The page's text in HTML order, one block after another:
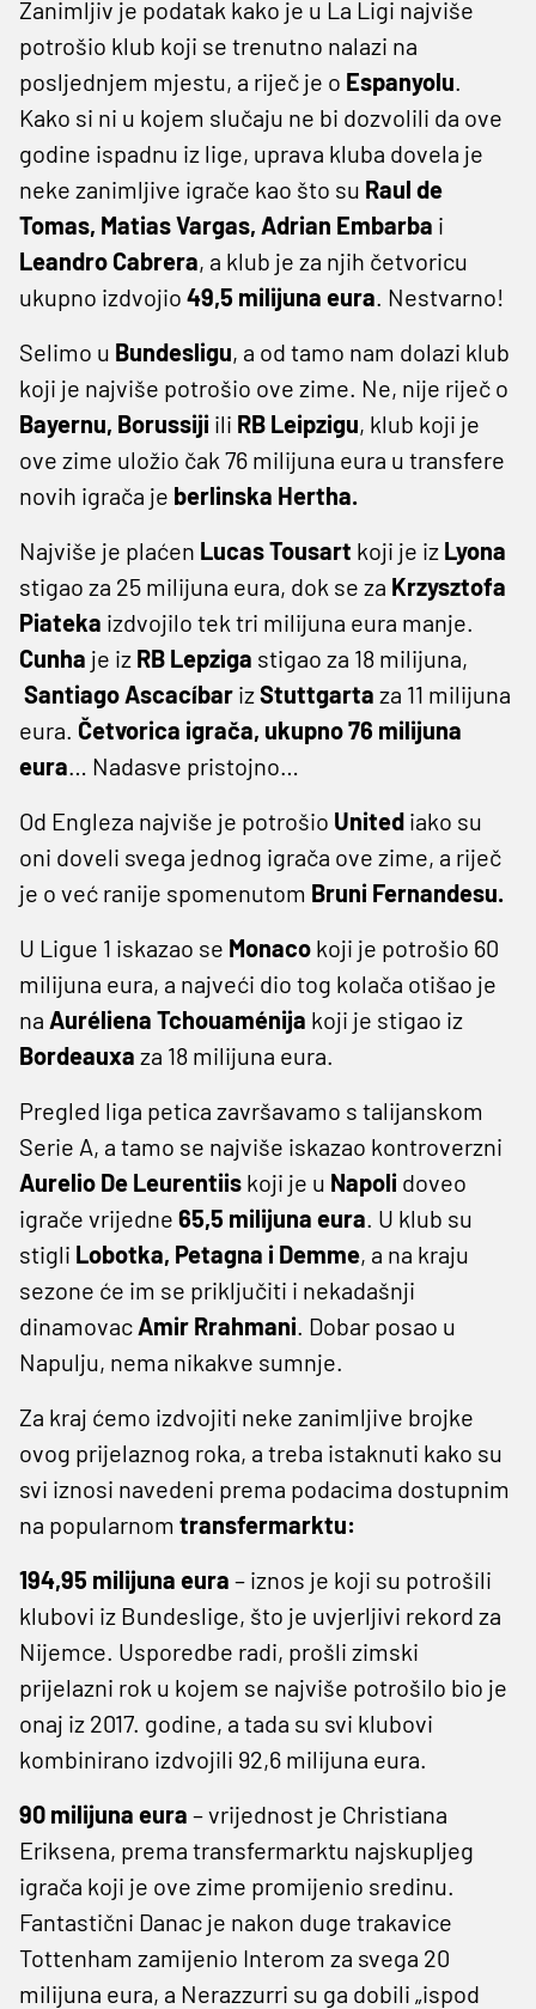
Zanimljiv je podatak kako je u La Ligi najviše
potrošio klub koji se trenutno nalazi na
posljednjem mjestu, a riječ je o Espanyolu.
Kako si ni u kojem slučaju ne bi dozvolili da ove
godine ispadnu iz lige, uprava kluba dovela je
neke zanimljive igrače kao što su Raul de
Tomas, Matias Vargas, Adrian Embarba i
Leandro Cabrera, a klub je za njih četvoricu
ukupno izdvojio 49,5 milijuna eura. Nestvarno!
Selimo u Bundesligu, a od tamo nam dolazi klub
koji je najviše potrošio ove zime. Ne, nije riječ o
Bayernu, Borussiji ili RB Leipzigu, klub koji je
ove zime uložio čak 76 milijuna eura u transfere
novih igrača je berlinska Hertha.
Najviše je plaćen Lucas Tousart koji je iz Lyona
stigao za 25 milijuna eura, dok se za Krzysztofa
Piateka izdvojilo tek tri milijuna eura manje.
Cunha je iz RB Lepziga stigao za 18 milijuna,
Santiago Ascacíbar izStuttgarta za 11 milijuna
eura. Četvorica igrača, ukupno 76 milijuna
eura… Nadasve pristojno…
Od Engleza najviše je potrošio United iako su
oni doveli svega jednog igrača ove zime, a riječ
je o već ranije spomenutom Bruni Fernandesu.
U Ligue 1 iskazao se Monaco koji je potrošio 60
milijuna eura, a najveći dio tog kolača otišao je
na Auréliena Tchouaménija koji je stigao iz
Bordeauxa za 18 milijuna eura.
Pregled liga petica završavamo s talijanskom
Serie A, a tamo se najviše iskazao kontroverzni
Aurelio De Leurentiis koji je u Napoli doveo
igrače vrijedne 65,5 milijuna eura. U klub su
stigli Lobotka, Petagna i Demme, a na kraju
sezone će im se priključiti i nekadašnji
dinamovac Amir Rrahmani. Dobar posao u
Napulju, nema nikakve sumnje.
Za kraj ćemo izdvojiti neke zanimljive brojke
ovog prijelaznog roka, a treba istaknuti kako su
svi iznosi navedeni prema podacima dostupnim
na popularnom transfermarktu:
194,95 milijuna eura – iznos je koji su potrošili
klubovi iz Bundeslige, što je uvjerljivi rekord za
Nijemce. Usporedbe radi, prošli zimski
prijelazni rok u kojem se najviše potrošilo bio je
onaj iz 2017. godine, a tada su svi klubovi
kombinirano izdvojili 92,6 milijuna eura.
90 milijuna eura – vrijednost je Christiana
Eriksena, prema transfermarktu najskupljeg
igrača koji je ove zime promijenio sredinu.
Fantastični Danac je nakon duge trakavice
Tottenham zamijenio Interom za svega 20
milijuna eura, a Nerazzurri su ga dobili „ispod